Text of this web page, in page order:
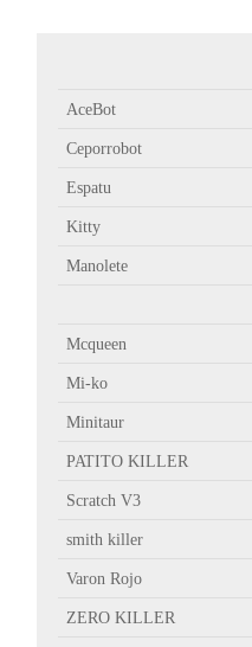
AceBot
Ceporrobot
Espatu
Kitty
Manolete
Mcqueen
Mi-ko
Minitaur
PATITO KILLER
Scratch V3
smith killer
Varon Rojo
ZERO KILLER